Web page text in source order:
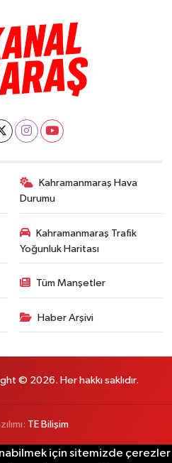
Kahramanmaraş Hava
Durumu
Kahramanmaraş Trafik
Yoğunluk Haritası
Tüm Manşetler
Haber Arşivi
© 2026. Her hakkı saklıdır.
TE Bilişim
için sitemizde çerezler